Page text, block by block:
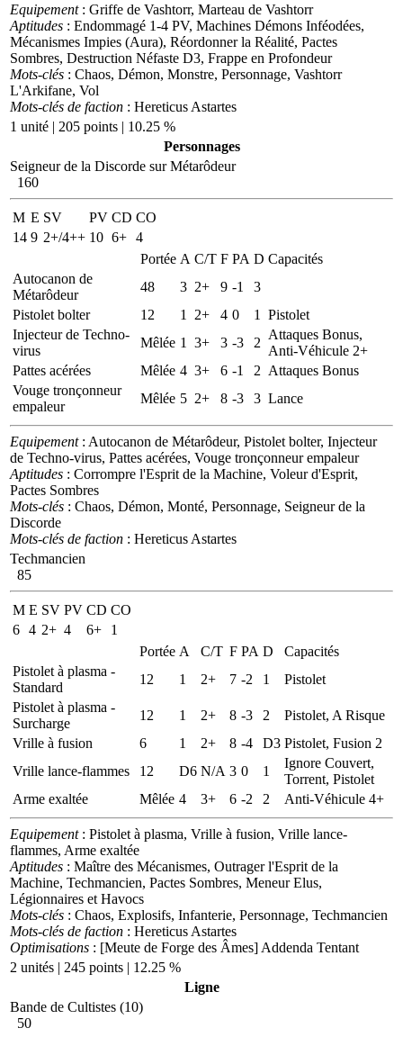
Equipement: Griffe de Vashtorr, Marteau de Vashtorr
Aptitudes : Endommagé 1-4 PV, Machines Démons Inféodées,
Mécanismes Impies (Aura), Réordonner la Réalité, Pactes
Sombres, Destruction Néfaste D3, Frappe en Profondeur
Mots-clés : Chaos, Démon, Monstre, Personnage, Vashtorr
L'Arkifane, Vol
Mots-clés de faction : Hereticus Astartes
1 unité | 205 points | 10.25 %
Personnages
Seigneur de la Discorde sur Métarôdeur
160
M E SV PV CD CO
14 9 2+/4++ 10 6+ 4
Portée A C/T F PA D Capacités
Autocanon de
Métarôdeur
48 3 2+ 9 -1
3
Pistolet bolter
12 1 2+ 4 0 1
Pistolet
Injecteur de Techno-
virus
Mêlée 1 3+ 3 -3 2
Attaques Bonus,
Anti-Véhicule 2+
Pattes acérées
Mêlée 4 3+ 6 -1 2 Attaques Bonus
Vouge tronçonneur
empaleur
Mêlée 5 2+ 8 -3 3 Lance
Equipement: Autocanon de Métarôdeur, Pistolet bolter, Injecteur
de Techno-virus, Pattes acérées, Vouge tronçonneur empaleur
Aptitudes : Corrompre l'Esprit de la Machine, Voleur d'Esprit,
Pactes Sombres
Mots-clés : Chaos, Démon, Monté, Personnage, Seigneur de la
Discorde
Mots-clés de faction : Hereticus Astartes
Techmancien
85
M E SV PV CD CO
6 4 2+ 4 6+
1
Portée A C/T F PA D
Capacités
Pistolet à plasma -
Standard
12 1 2+ 7 -2 1
Pistolet
Pistolet à plasma -
Surcharge
12 1 2+ 8 -3 2
Pistolet, A Risque
Vrille à fusion
6 1 2+ 8 -4 D3 Pistolet, Fusion 2
Vrille lance-flammes
12 D6 N/A 3 0 1
Ignore Couvert,
Torrent, Pistolet
Arme exaltée
Mêlée 4 3+ 6 -2 2 Anti-Véhicule 4+
Equipement: Pistolet à plasma, Vrille à fusion, Vrille lance-
flammes, Arme exaltée
Aptitudes : Maître des Mécanismes, Outrager l'Esprit de la
Machine, Techmancien, Pactes Sombres, Meneur Elus,
Légionnaires et Havocs
Mots-clés : Chaos, Explosifs, Infanterie, Personnage, Techmancien
Mots-clés de faction : Hereticus Astartes
Optimisations : [Meute de Forge des Âmes] Addenda Tentant
2 unités | 245 points | 12.25 %
Ligne
Bande de Cultistes (10)
50